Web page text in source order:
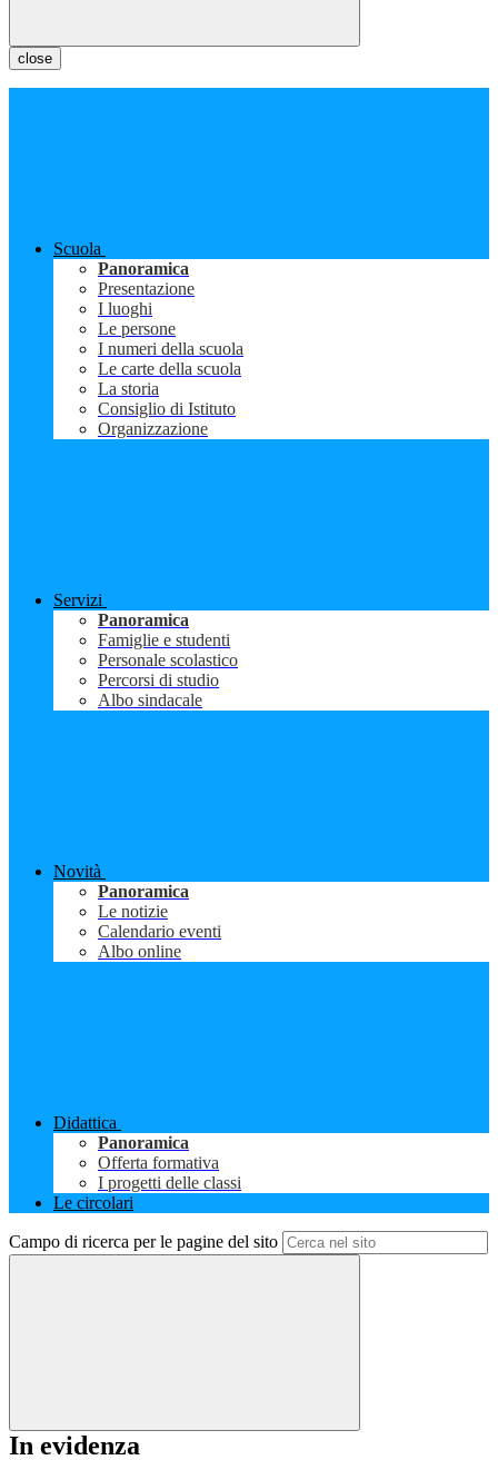
close
Scuola
Panoramica
Presentazione
I luoghi
Le persone
I numeri della scuola
Le carte della scuola
La storia
Consiglio di Istituto
Organizzazione
Servizi
Panoramica
Famiglie e studenti
Personale scolastico
Percorsi di studio
Albo sindacale
Novità
Panoramica
Le notizie
Calendario eventi
Albo online
Didattica
Panoramica
Offerta formativa
I progetti delle classi
Le circolari
Campo di ricerca per le pagine del sito
In evidenza